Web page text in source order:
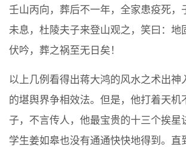
壬山丙向，葬后不一年，全家患疫死，
未息，杜陵夫子来登山观之，笑曰：地
伏吟，葬之祸至无日矣！
以上几例看得出蒋大鸿的风水之术出神
的堪舆界争相效法。但是，他打着天机
子，不言传人，他最宝贵的十三个挨星
学生姜如皋也没有通通快快地得到。直